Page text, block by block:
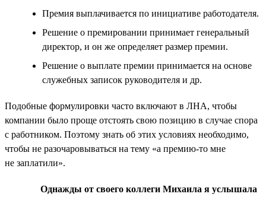
Премия выплачивается по инициативе работодателя.
Решение о премировании принимает генеральный
директор, и он же определяет размер премии.
Решение о выплате премии принимается на основе
служебных записок руководителя и др.
Подобные формулировки часто включают в ЛНА, чтобы
компании было проще отстоять свою позицию в случае спора
с работником. Поэтому знать об этих условиях необходимо,
чтобы не разочаровываться на тему «а премию-то мне
не заплатили».
Однажды от своего коллеги Михаила я услышала